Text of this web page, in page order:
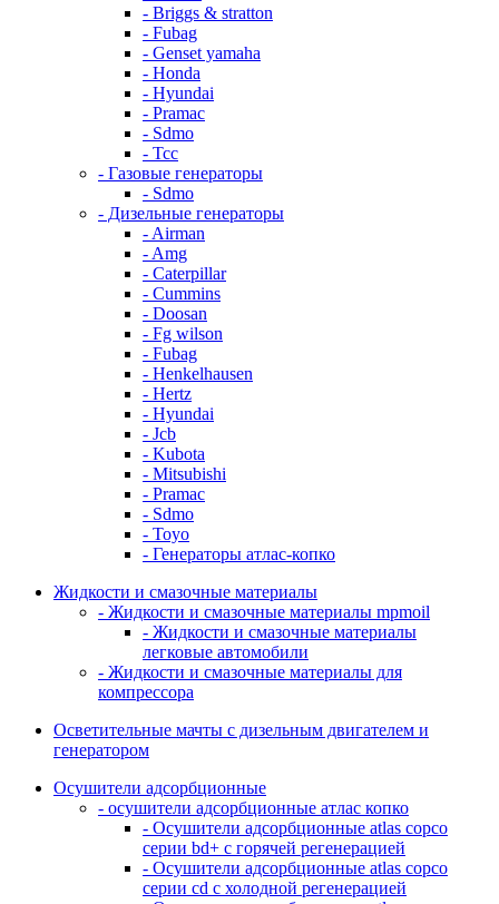
- Briggs & stratton
- Fubag
- Genset yamaha
- Honda
- Hyundai
- Pramac
- Sdmo
- Тсс
- Газовые генераторы
- Sdmo
- Дизельные генераторы
- Airman
- Amg
- Caterpillar
- Cummins
- Doosan
- Fg wilson
- Fubag
- Henkelhausen
- Hertz
- Hyundai
- Jcb
- Kubota
- Mitsubishi
- Pramac
- Sdmo
- Toyo
- Генераторы атлас-копко
Жидкости и смазочные материалы
- Жидкости и смазочные материалы mpmoil
- Жидкости и смазочные материалы
легковые автомобили
- Жидкости и смазочные материалы для
компрессора
Осветительные мачты с дизельным двигателем и
генератором
Осушители адсорбционные
- осушители адсорбционные атлас копко
- Осушители адсорбционные atlas copco
серии bd+ с горячей регенерацией
- Осушители адсорбционные atlas copco
серии cd с холодной регенерацией